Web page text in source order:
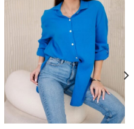
Add to wishlist